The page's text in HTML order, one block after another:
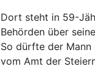
Dort steht in 59-
Behörden über
So dürfte der Mann
vom Amt der